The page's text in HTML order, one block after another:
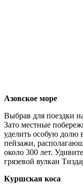
Азовское море
Выбрав для поездки
Зато местные
уделить особую долю
пейзажи,
около 300 лет.
грязевой вулкан
Куршская коса